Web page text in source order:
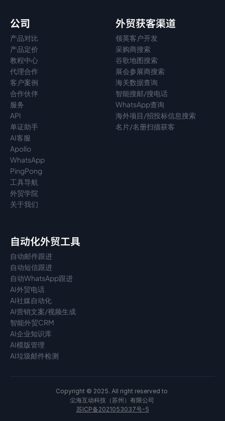
公司
产品对比
产品定价
教程中心
代理合作
客户案例
合作伙伴
服务
API
单证助手
AI客服
Apollo
WhatsApp
PingPong
工具导航
外贸学院
关于我们
外贸获客渠道
领英客户开发
采购商搜索
谷歌地图搜索
展会参展商搜索
海关数据查询
智能搜邮/搜电话
WhatsApp查询
海外项目/招投标信息搜索
名片/名册扫描获客
自动化外贸工具
自动邮件跟进
自动短信跟进
自动WhatsApp跟进
AI外贸电话
AI社媒自动化
AI营销文案/视频生成
智能外贸CRM
AI企业知识库
AI模版管理
AI垃圾邮件检测
Copyright © 2025. All right reserved to
尘海互动科技（苏州）有限公司
苏ICP备2021053037号-5